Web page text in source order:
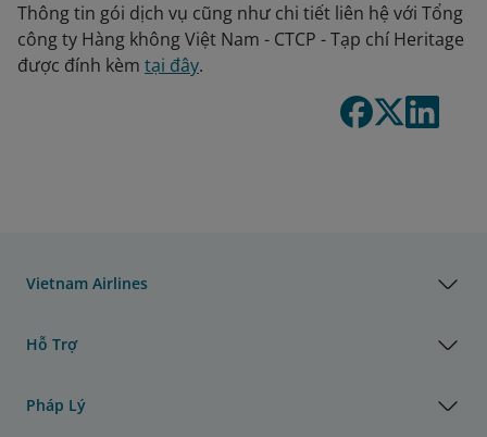
Thông tin gói dịch vụ cũng như chi tiết liên hệ với Tổng
công ty Hàng không Việt Nam - CTCP - Tạp chí Heritage
được đính kèm tại đây.
Vietnam Airlines
Hỗ Trợ
Pháp Lý